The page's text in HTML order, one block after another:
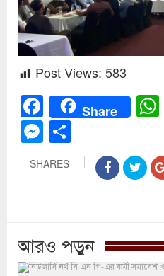
Post Views: 583
Facebook
Share
Messenger
SHARES
আরও পড়ুন